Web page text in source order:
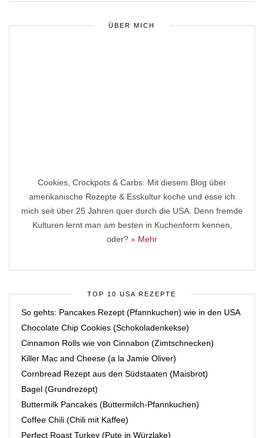
ÜBER MICH
Cookies, Crockpots & Carbs: Mit diesem Blog über
amerikanische Rezepte & Esskultur koche und esse ich
mich seit über 25 Jahren quer durch die USA. Denn fremde
Kulturen lernt man am besten in Kuchenform kennen,
oder? » Mehr
TOP 10 USA REZEPTE
So gehts: Pancakes Rezept (Pfannkuchen) wie in den USA
Chocolate Chip Cookies (Schokoladenkekse)
Cinnamon Rolls wie von Cinnabon (Zimtschnecken)
Killer Mac and Cheese (a la Jamie Oliver)
Cornbread Rezept aus den Südstaaten (Maisbrot)
Bagel (Grundrezept)
Buttermilk Pancakes (Buttermilch-Pfannkuchen)
Coffee Chili (Chili mit Kaffee)
Perfect Roast Turkey (Pute in Würzlake)